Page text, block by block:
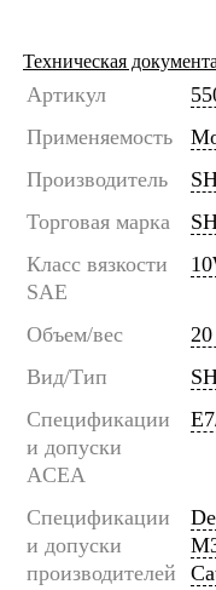
Техническая
Артикул
Применяемость
Производитель
Торговая марка
Класс вязкости
SAE
Объем/вес
Вид/Тип
Спецификации
и допуски
ACEA
Спецификации
и допуски
производителей